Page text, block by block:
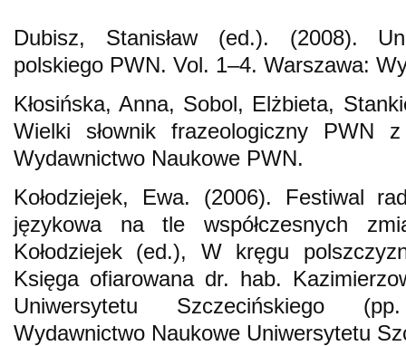
Dubisz, Stanisław (ed.). (2008).
polskiego PWN. Vol. 1–4. Warszawa:
Kłosińska, Anna, Sobol, Elżbieta,
Wielki słownik frazeologiczny PWN z
Wydawnictwo Naukowe PWN.
Kołodziejek, Ewa. (2006). Festiwal
językowa na tle współczesnych
Kołodziejek (ed.), W kręgu
Księga ofiarowana dr. hab.
Uniwersytetu Szczecińskiego
Wydawnictwo Naukowe Uniwersytetu